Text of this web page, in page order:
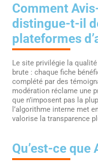
Comment
distingue-t-il
plateformes
Le site privilégie la
brute : chaque fiche
complété par des
modération réclame une
que n’imposent pas la
l’algorithme interne met
valorise la transparence
Qu’est-ce